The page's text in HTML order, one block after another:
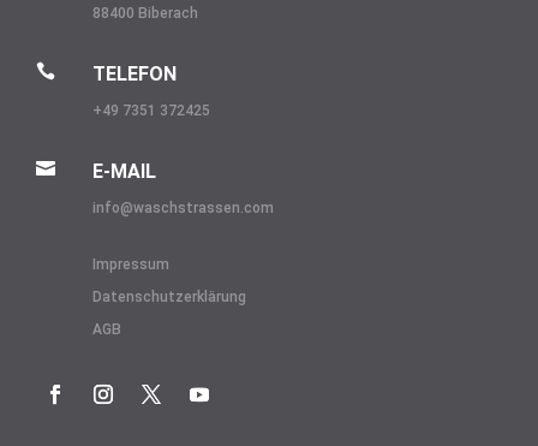
88400 Biberach
 TELEFON
+49 7351 372425
 E-MAIL
info@waschstrassen.com
Impressum
Datenschutzerklärung
AGB